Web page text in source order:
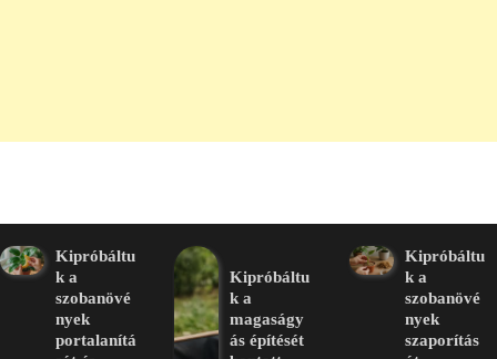
Kipróbáltu
k a
szobanövé
nyek
portalanítá
Kipróbáltu
k a
magaságy
ás építését
Kipróbáltu
k a
szobanövé
nyek
szaporítás